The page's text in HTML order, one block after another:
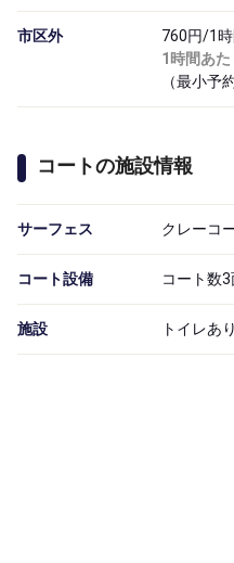
市区外
760円/1時
1時間あ
（最小予
コートの施設情報
サーフェス クレーコ
コート設備 コート数3
施設 トイレあり